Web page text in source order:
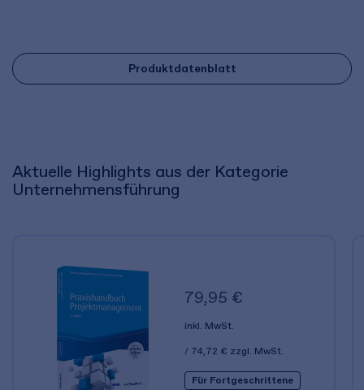
Produktdatenblatt
Aktuelle Highlights aus der Kategorie
Unternehmensführung
79,95 €
inkl. MwSt.
74,72 € zzgl. MwSt.
Für Fortgeschrittene